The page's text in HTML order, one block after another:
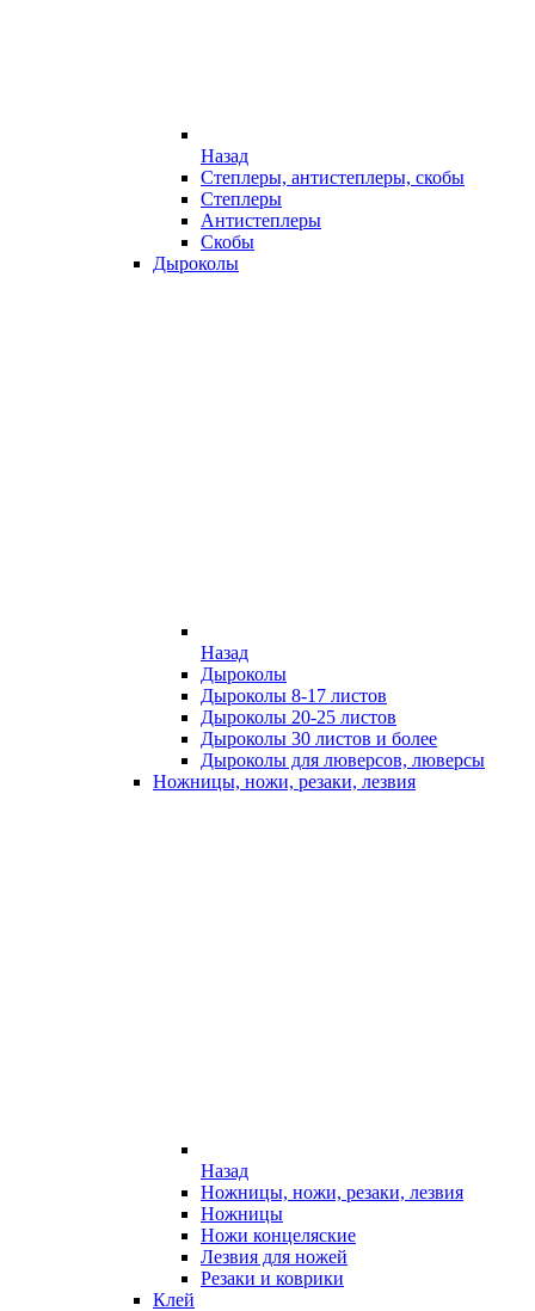
Назад
Степлеры, антистеплеры, скобы
Степлеры
Антистеплеры
Скобы
Дыроколы
Назад
Дыроколы
Дыроколы 8-17 листов
Дыроколы 20-25 листов
Дыроколы 30 листов и более
Дыроколы для люверсов, люверсы
Ножницы, ножи, резаки, лезвия
Назад
Ножницы, ножи, резаки, лезвия
Ножницы
Ножи концеляские
Лезвия для ножей
Резаки и коврики
Клей